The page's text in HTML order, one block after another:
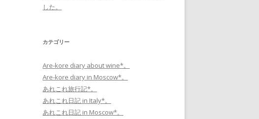
した。
カテゴリー
Are-kore diary about wine*。
Are-kore diary in Moscow*。
あれこれ旅行記*。
あれこれ日記 in Italy*。
あれこれ日記 in Moscow*。